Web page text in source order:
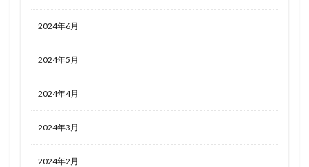
2024年6月
2024年5月
2024年4月
2024年3月
2024年2月